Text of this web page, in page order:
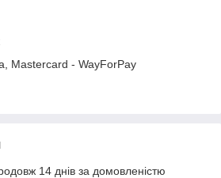
Mastercard - WayForPay
14 днів за домовленістю